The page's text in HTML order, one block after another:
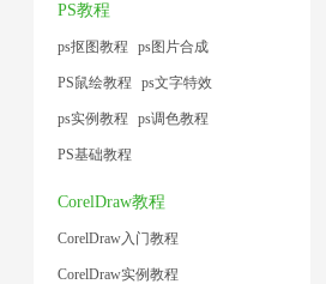
PS教程
ps抠图教程 ps图片合成
PS鼠绘教程 ps文字特效
ps实例教程 ps调色教程
PS基础教程
CorelDraw教程
CorelDraw入门教程
CorelDraw实例教程